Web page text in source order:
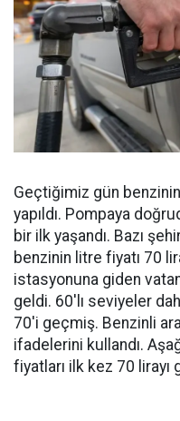
Geçtiğimiz gün
yapıldı. Pompaya
bir ilk yaşandı. Bazı
benzinin litre fiyatı 70
istasyonuna giden
geldi. 60'lı seviyeler
70'i geçmiş. Benzinli
ifadelerini kullandı.
fiyatları ilk kez 70 lirayı